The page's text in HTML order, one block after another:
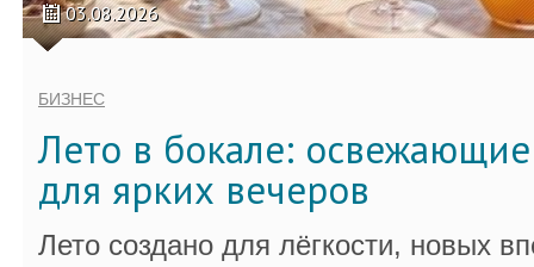
03.08.2026
БИЗНЕС
Лето в бокале:
для ярких вечеров
Лето создано для лёгкости, новых